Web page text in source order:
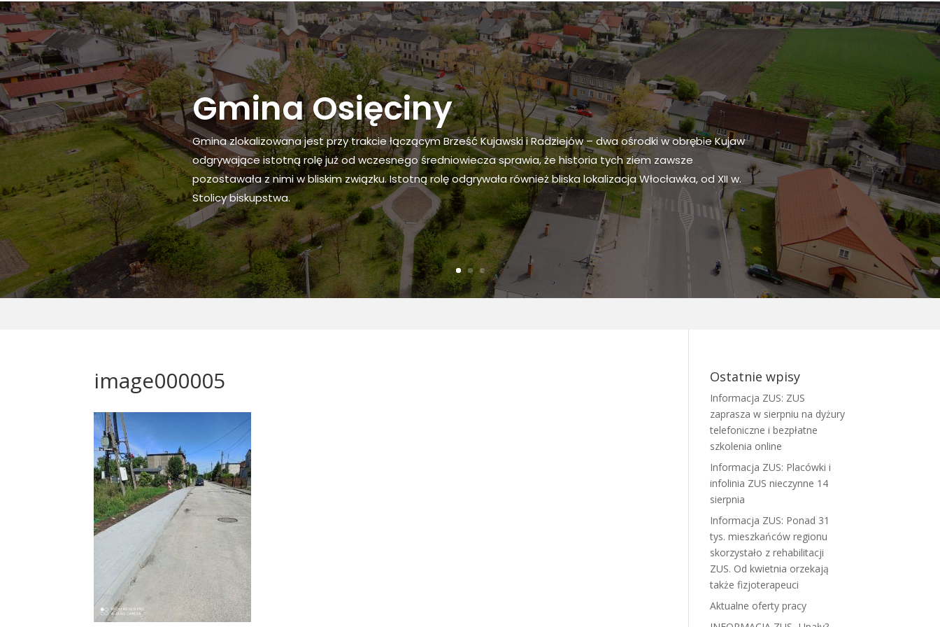
Gmina Osięciny
Gmina zlokalizowana jest przy trakcie łączącym Brześć Kujawski i Radziejów – dwa ośrodki w obrębie Kujaw
odgrywające istotną rolę już od wczesnego średniowiecza sprawia, że historia tych ziem zawsze
pozostawała z nimi w bliskim związku. Istotną rolę odgrywała również bliska lokalizacja Włocławka, od XII w.
Stolicy biskupstwa.
Obszar gminy Osięciny leży w południowej części województwa kujawsko-pomorskiego i północno-
wschodniej części powiatu radziejowskiego. W wewnętrznym podziale administracyjnym powiat dzieli się
na jednostki samorządowe. Gmina Osięciny jest jedną z 7 gmin powiatu radziejowskiego.
image000005 Ostatnie wpisy
Informacja ZUS: ZUS
zaprasza w sierpniu na dyżury
telefoniczne i bezpłatne
szkolenia online
Informacja ZUS: Placówki i
infolinia ZUS nieczynne 14
sierpnia
Informacja ZUS: Ponad 31
tys. mieszkańców regionu
skorzystało z rehabilitacji
ZUS. Od kwietnia orzekają
także fizjoterapeuci
Aktualne oferty pracy